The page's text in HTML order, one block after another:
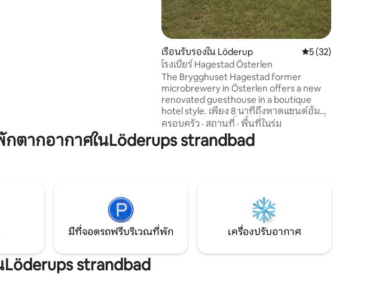
เรือนรับรองใน Löderup คะแนนเฉลี่ย 5 จาก
5 (32)
โรงเบียร์ Hagestad Österlen
The Brygghuset Hagestad former
microbrewery in Österlen offers a new
renovated guesthouse in a boutique
hotel style. เพียง 8 นาทีถึงหาดแซนด์ฮัม
เรนเดิน 2 นาทีถึงเพื่อนบ้าน Karl-Fredrik ที่
ร้าน Eklaholm & Reunion shop/cafe ลาน
ตกแต่งส่วนตัวบาร์บีคิวและพระอาทิตย์
ยาฯลฯ รวมผ้าปูที่นอนและผ้าขนหนูเจ้าของ
อาศัยอยู่กับลูก 2 คนในบ้านที่อยู่ติดกันยินดี
ต้อนรับอย่างอบอุ่น!
ครอบครัว · สถานที่ · พื้นที่ในร่ม
ากอากาศในLöderups strandbad
มีที่จอดรถฟรีบริเวณที่พัก เครื่องปรับอากาศ
strandbad